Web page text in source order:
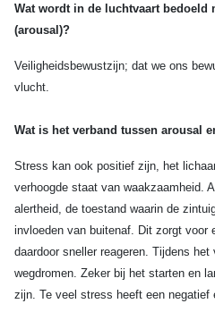
Wat wordt in de luchtvaart bedoeld
(arousal)?
Veiligheidsbewustzijn; dat we ons
vlucht.
Wat is het verband tussen arousal
Stress kan ook positief zijn, het
verhoogde staat van waakzaamheid.
alertheid, de toestand waarin de
invloeden van buitenaf. Dit zorgt voor
daardoor sneller reageren. Tijdens
wegdromen. Zeker bij het starten en
zijn. Te veel stress heeft een negatief